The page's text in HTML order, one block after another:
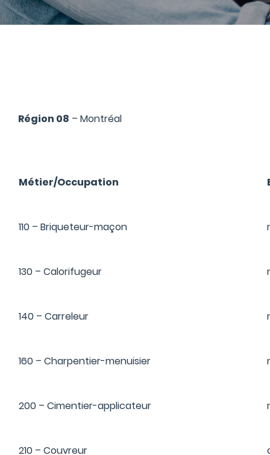
Région 08 – Montréal
Métier/Occupation
110 – Briqueteur-maçon
130 – Calorifugeur
140 – Carreleur
160 – Charpentier-menuisier
200 – Cimentier-applicateur
210 – Couvreur